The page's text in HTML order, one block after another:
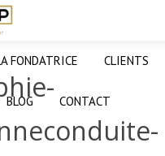
FONDATRICE CLIENTS
BLOG CONTACT